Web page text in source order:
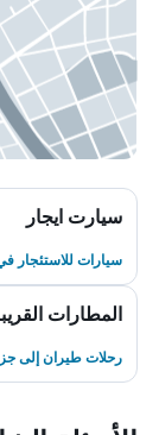
سيارت ايجار
سيارات للاستئجار
المطارات
رحلات طيران إلى